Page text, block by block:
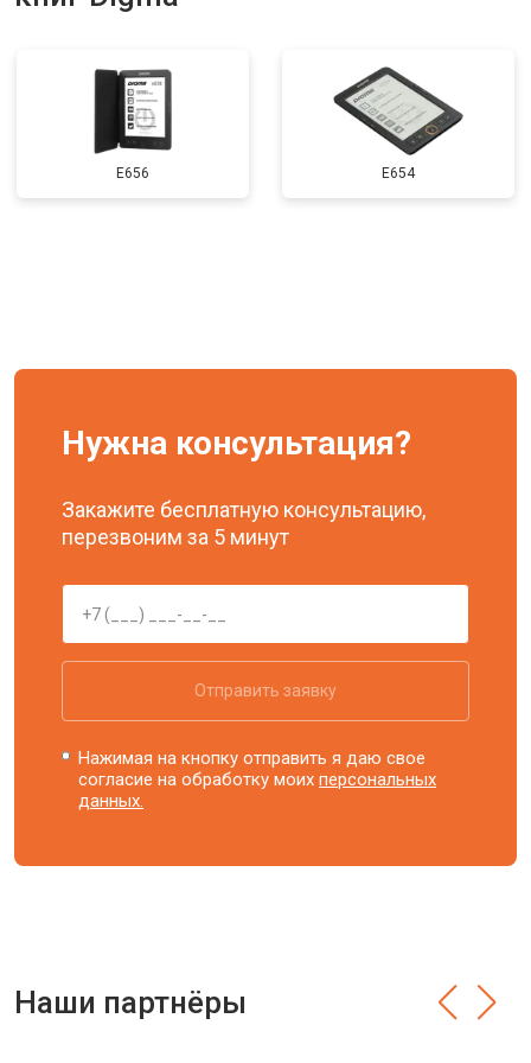
Замена задней крышки от 650 ₽ Заказать
E656 E654
Нужна консультация?
Закажите бесплатную консультацию,
перезвоним за 5 минут
Отправить заявку
Нажимая на кнопку отправить я даю свое
согласие на обработку моихперсональных
данных.
Наши партнёры